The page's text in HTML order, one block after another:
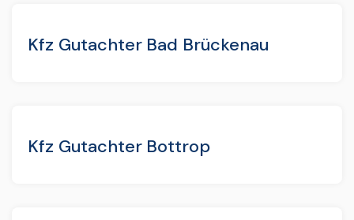
Kfz Gutachter Bad Brückenau
Kfz Gutachter Bottrop